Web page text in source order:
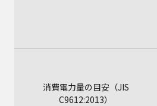
消費電力量の目安（JIS
C9612:2013）